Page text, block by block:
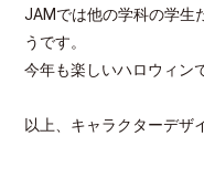
JAMでは他の学科の学生
うです。
今年も楽しいハロウィン
以上、キャラクターデザ